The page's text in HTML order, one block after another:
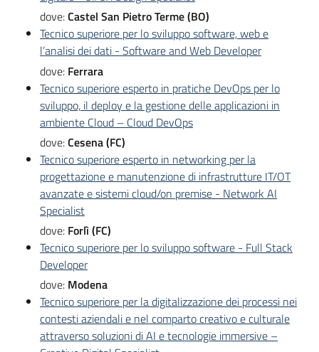
dove:Castel San Pietro Terme (BO)
Tecnico superiore per lo sviluppo software, web e
l’analisi dei dati - Software and Web Developer
dove: Ferrara
Tecnico superiore esperto in pratiche DevOps per lo
sviluppo, il deploy e la gestione delle applicazioni in
ambiente Cloud – Cloud DevOps
dove:Cesena (FC)
Tecnico superiore esperto in networking per la
progettazione e manutenzione di infrastrutture IT/OT
avanzate e sistemi cloud/on premise - Network AI
Specialist
dove: Forlì (FC)
Tecnico superiore per lo sviluppo software - Full Stack
Developer
dove: Modena
Tecnico superiore per la digitalizzazione dei processi nei
contesti aziendali e nel comparto creativo e culturale
attraverso soluzioni di AI e tecnologie immersive –